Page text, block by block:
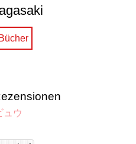
ュウ